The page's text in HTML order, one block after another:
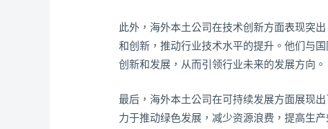
此外，海外本土公司在技术创新方面表现突
和创新，推动行业技术水平的提升。他们与
创新和发展，从而引领行业未来的发展方向。
最后，海外本土公司在可持续发展方面展现
力于推动绿色发展，减少资源浪费，提高生